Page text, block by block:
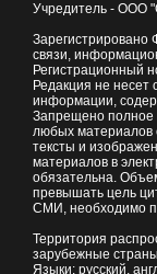
Учредитель - ООО
Зарегистрировано
связи,
Регистрационный
Редакция не несет
информации,
Запрещено полное
любых материалов
тексты и
материалов в
обязательна.
превышать цель
СМИ, необходимо
Территория
зарубежные страны
Языки: русский,